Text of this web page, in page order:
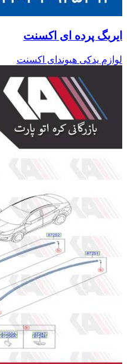
ایربگ پرده ای اکسنت
لوازم یدکی هیوندای اکسنت